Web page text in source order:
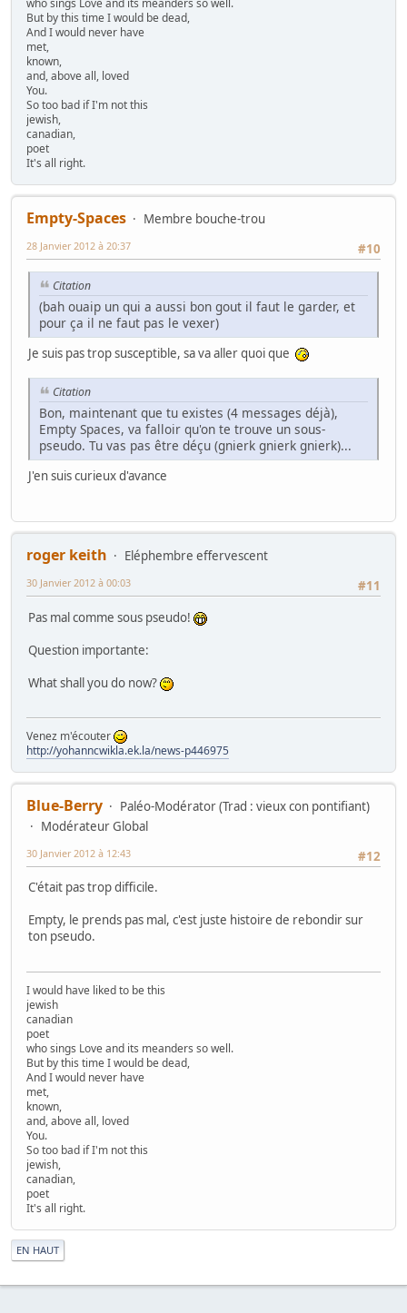
who sings Love and its meanders so well.
But by this time I would be dead,
And I would never have
met,
known,
and, above all, loved
You.
So too bad if I'm not this
jewish,
canadian,
poet
It's all right.
Empty-Spaces
Membre bouche-trou
#10
28 Janvier 2012 à 20:37
Citation
(bah ouaip un qui a aussi bon gout il faut le garder, et
pour ça il ne faut pas le vexer)
Je suis pas trop susceptible, sa va aller quoi que
Citation
Bon, maintenant que tu existes (4 messages déjà),
Empty Spaces, va falloir qu'on te trouve un sous-
pseudo. Tu vas pas être déçu (gnierk gnierk gnierk)...
J'en suis curieux d'avance
roger keith
Eléphembre effervescent
#11
30 Janvier 2012 à 00:03
Pas mal comme sous pseudo!
Question importante:
What shall you do now?
Venez m'écouter
http://yohanncwikla.ek.la/news-p446975
Blue-Berry
Paléo-Modérator (Trad : vieux con pontifiant)
Modérateur Global
#12
30 Janvier 2012 à 12:43
C'était pas trop difficile.
Empty, le prends pas mal, c'est juste histoire de rebondir sur
ton pseudo.
I would have liked to be this
jewish
canadian
poet
who sings Love and its meanders so well.
But by this time I would be dead,
And I would never have
met,
known,
and, above all, loved
You.
So too bad if I'm not this
jewish,
canadian,
poet
It's all right.
EN HAUT